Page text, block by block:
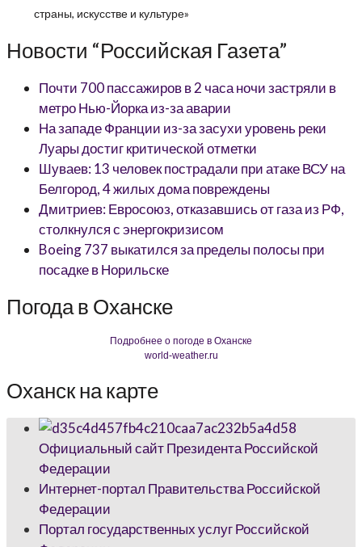
страны, искусстве и культуре»
Новости “Российская Газета”
Почти 700 пассажиров в 2 часа ночи застряли в
метро Нью-Йорка из-за аварии
На западе Франции из-за засухи уровень реки
Луары достиг критической отметки
Шуваев: 13 человек пострадали при атаке ВСУ на
Белгород, 4 жилых дома повреждены
Дмитриев: Евросоюз, отказавшись от газа из РФ,
столкнулся с энергокризисом
Boeing 737 выкатился за пределы полосы при
посадке в Норильске
Погода в Оханске
Подробнее о погоде в Оханске
world-weather.ru
Оханск на карте
Официальный сайт Президента Российской
Федерации
Интернет-портал Правительства Российской
Федерации
Портал государственных услуг Российской